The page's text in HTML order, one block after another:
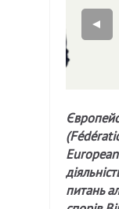
питань